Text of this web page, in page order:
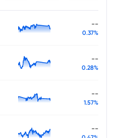
--
0.37%
--
0.28%
--
1.57%
--